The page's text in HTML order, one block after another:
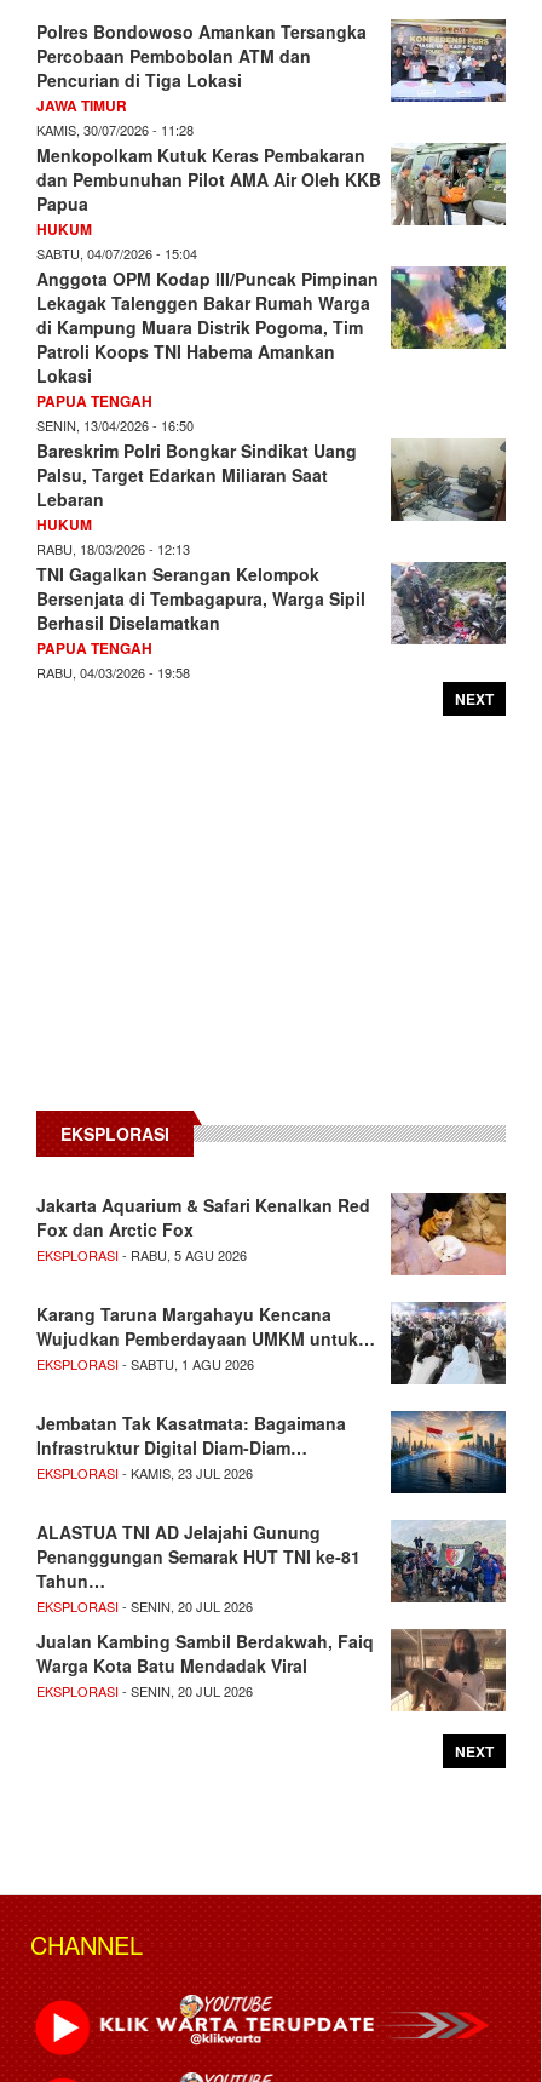
Polres Bondowoso Amankan Tersangka
Percobaan Pembobolan ATM dan
Pencurian di Tiga Lokasi
JAWA TIMUR
KAMIS, 30/07/2026 - 11:28
Menkopolkam Kutuk Keras Pembakaran
dan Pembunuhan Pilot AMA Air Oleh KKB
Papua
HUKUM
SABTU, 04/07/2026 - 15:04
Anggota OPM Kodap III/Puncak Pimpinan
Lekagak Talenggen Bakar Rumah Warga
di Kampung Muara Distrik Pogoma, Tim
Patroli Koops TNI Habema Amankan
Lokasi
PAPUA TENGAH
SENIN, 13/04/2026 - 16:50
Bareskrim Polri Bongkar Sindikat Uang
Palsu, Target Edarkan Miliaran Saat
Lebaran
HUKUM
RABU, 18/03/2026 - 12:13
TNI Gagalkan Serangan Kelompok
Bersenjata di Tembagapura, Warga Sipil
Berhasil Diselamatkan
PAPUA TENGAH
RABU, 04/03/2026 - 19:58
NEXT
EKSPLORASI
Jakarta Aquarium & Safari Kenalkan Red
Fox dan Arctic Fox
EKSPLORASI- RABU, 5 AGU 2026
Karang Taruna Margahayu Kencana
Wujudkan Pemberdayaan UMKM untuk…
EKSPLORASI- SABTU, 1 AGU 2026
Jembatan Tak Kasatmata: Bagaimana
Infrastruktur Digital Diam-Diam…
EKSPLORASI- KAMIS, 23 JUL 2026
ALASTUA TNI AD Jelajahi Gunung
Penanggungan Semarak HUT TNI ke-81
Tahun…
EKSPLORASI- SENIN, 20 JUL 2026
Jualan Kambing Sambil Berdakwah, Faiq
Warga Kota Batu Mendadak Viral
EKSPLORASI- SENIN, 20 JUL 2026
NEXT
CHANNEL